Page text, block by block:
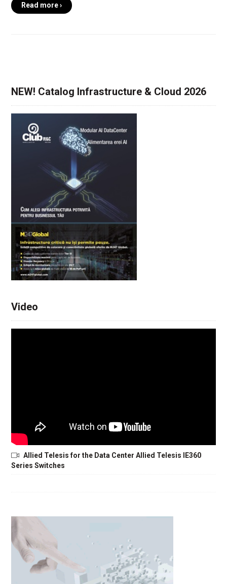
Read more ›
NEW! Catalog Infrastructure & Cloud 2026
Video
Allied Telesis for the Data Center Allied Telesis IE360
Series Switches